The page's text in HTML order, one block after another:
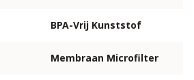
BPA-Vrij Kunststof
Membraan Microfilter